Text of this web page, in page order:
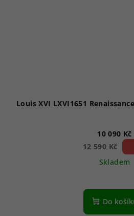
Louis XVI LXVI1651
10 090 Kč
12 590 Kč
Skladem
Do